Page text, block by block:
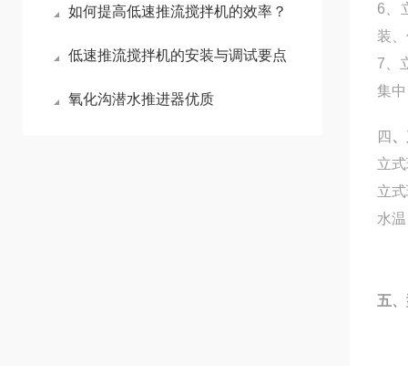
如何提高低速推流搅拌机的效率？
低速推流搅拌机的安装与调试要点
氧化沟潜水推进器优质
6、
装
7、
集
四
立
立
水
五